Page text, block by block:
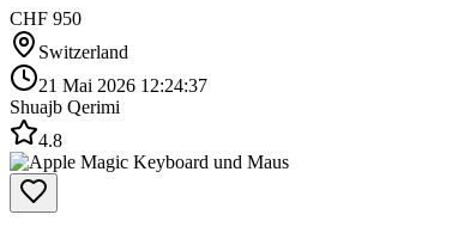
CHF 950
Switzerland
21 Mai 2026 12:24:37
Shuajb Qerimi
4.8